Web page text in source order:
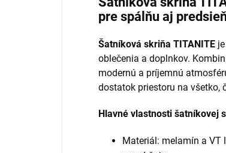
pre spálňu aj
Šatníková skriňa TITANITE
oblečenia a doplnkov.
modernú a príjemnú
dostatok priestoru na všetko,
Hlavné vlastnosti šatníkovej
Materiál: melamín a